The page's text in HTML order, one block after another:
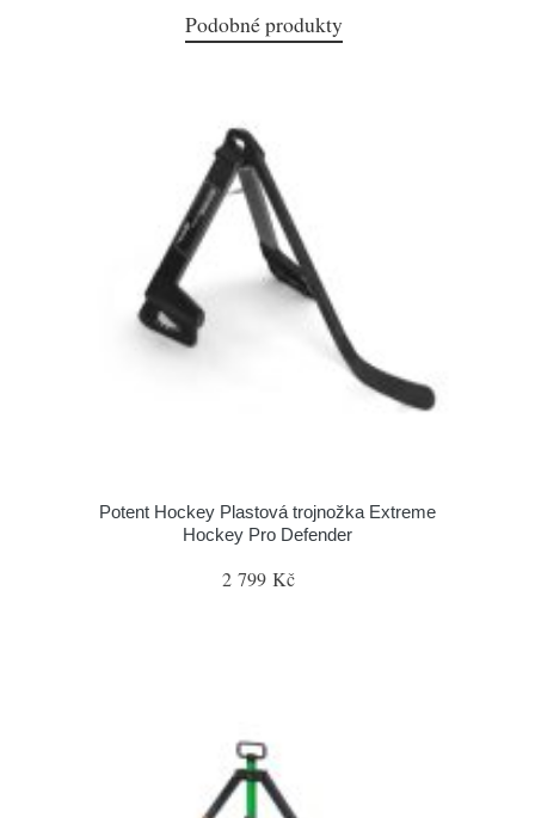
Podobné produkty
Potent Hockey Plastová trojnožka Extreme
Hockey Pro Defender
2 799 Kč